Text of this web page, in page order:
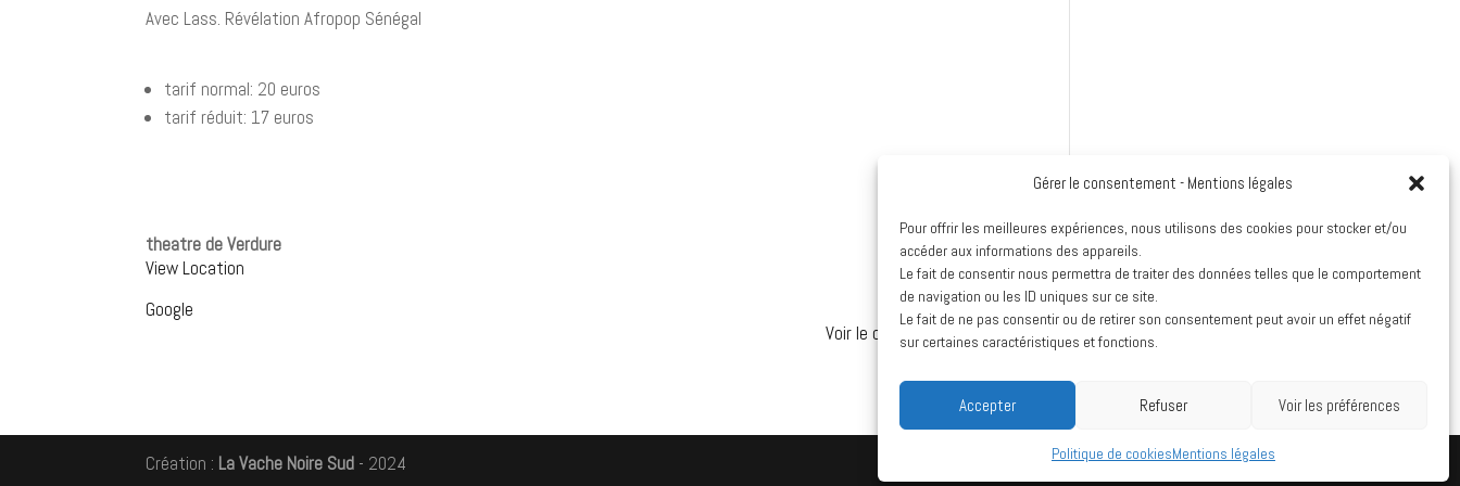
Gérer le consentement - Mentions légales
Pour offrir les meilleures expériences, nous utilisons des cookies pour stocker et/ou
accéder aux informations des appareils.
Le fait de consentir nous permettra de traiter des données telles que le comportement
de navigation ou les ID uniques sur ce site.
Le fait de ne pas consentir ou de retirer son consentement peut avoir un effet négatif
sur certaines caractéristiques et fonctions.
Accepter Refuser Voir les préférences
Politique de cookiesMentions légales
Avec Lass. Révélation Afropop Sénégal
tarif normal: 20 euros
tarif réduit: 17 euros
theatre de Verdure
View Location
Google
Voir le calendrier complet
Création : La Vache Noire Sud - 2024